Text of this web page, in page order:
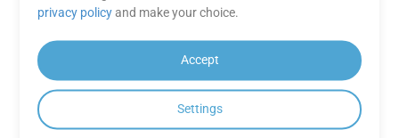
بله، این API برای پشتیبانی از گردش‌های کاری خودکار ساخته
موجود برای .NET، Java، PHP، Ruby، Android، Go، Python و
سایر پلتفرم‌ها در خط تولید CI/CD خود ادغام کنید. این به شما
امکان می‌دهد تا تبدیل اسناد را به طور خودکار در طول مراحل
privacy policyand make your choice.
Accept
Settings